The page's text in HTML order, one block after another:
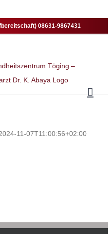
08631-9867431
11-07T11:00:56+02:00